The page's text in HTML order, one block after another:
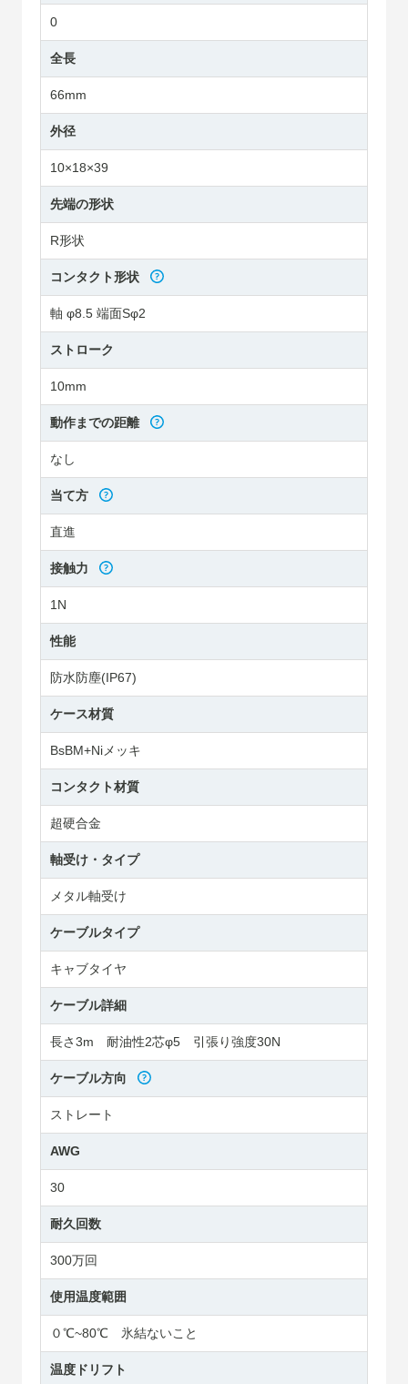
0
全長
66mm
外径
10×18×39
先端の形状
R形状
コンタクト形状
軸 φ8.5 端面Sφ2
ストローク
10mm
動作までの距離
なし
当て方
直進
接触力
1N
性能
防水防塵(IP67)
ケース材質
BsBM+Niメッキ
コンタクト材質
超硬合金
軸受け・タイプ
メタル軸受け
ケーブルタイプ
キャブタイヤ
ケーブル詳細
長さ3m 耐油性2芯φ5 引張り強度30N
ケーブル方向
ストレート
AWG
30
耐久回数
300万回
使用温度範囲
０℃~80℃ 氷結ないこと
温度ドリフト